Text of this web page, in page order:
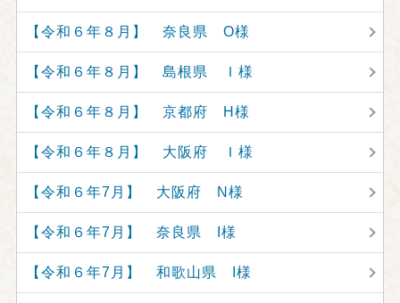
【令和６年８月】 奈良県 O様
【令和６年８月】 島根県 Ｉ様
【令和６年８月】 京都府 H様
【令和６年８月】 大阪府 Ｉ様
【令和６年7月】 大阪府 N様
【令和６年7月】 奈良県 I様
【令和６年7月】 和歌山県 I様